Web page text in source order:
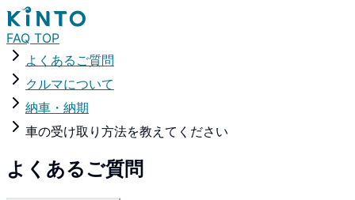
FAQ TOP
よくあるご質問
クルマについて
納車・納期
車の受け取り方法を教えてください
よくあるご質問